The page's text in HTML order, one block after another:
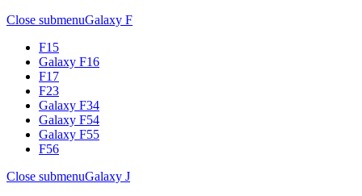
Close submenuGalaxy F
F15
Galaxy F16
F17
F23
Galaxy F34
Galaxy F54
Galaxy F55
F56
Close submenuGalaxy J